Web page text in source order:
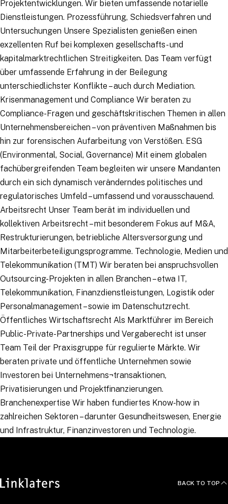
Projektentwicklungen. Wir bieten umfassende notarielle
Dienstleistungen. Prozessführung, Schiedsverfahren und
Untersuchungen Unsere Spezialisten genießen einen
exzellenten Ruf bei komplexen gesellschafts- und
kapitalmarktrechtlichen Streitigkeiten. Das Team verfügt
über umfassende Erfahrung in der Beilegung
unterschiedlichster Konflikte – auch durch Mediation.
Krisenmanagement und Compliance Wir beraten zu
Compliance-Fragen und geschäftskritischen Themen in allen
Unternehmensbereichen – von präventiven Maßnahmen bis
hin zur forensischen Aufarbeitung von Verstößen. ESG
(Environmental, Social, Governance) Mit einem globalen
fachübergreifenden Team begleiten wir unsere Mandanten
durch ein sich dynamisch veränderndes politisches und
regulatorisches Umfeld – umfassend und vorausschauend.
Arbeitsrecht Unser Team berät im individuellen und
kollektiven Arbeitsrecht – mit besonderem Fokus auf M&A,
Restrukturierungen, betriebliche Altersversorgung und
Mitarbeiterbeteiligungsprogramme. Technologie, Medien und
Telekommunikation (TMT) Wir beraten bei anspruchsvollen
Outsourcing-Projekten in allen Branchen – etwa IT,
Telekommunikation, Finanzdienstleistungen, Logistik oder
Personalmanagement – sowie im Datenschutzrecht.
Öffentliches Wirtschaftsrecht Als Marktführer im Bereich
Public-Private-Partnerships und Vergaberecht ist unser
Team Teil der Praxisgruppe für regulierte Märkte. Wir
beraten private und öffentliche Unternehmen sowie
Investoren bei Unternehmens¬transaktionen,
Privatisierungen und Projektfinanzierungen.
Branchenexpertise Wir haben fundiertes Know-how in
zahlreichen Sektoren – darunter Gesundheitswesen, Energie
und Infrastruktur, Finanzinvestoren und Technologie.
BACK TO TOP